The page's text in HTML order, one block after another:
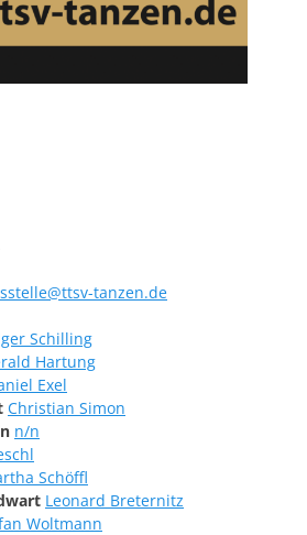
tanzen.de
Schilling
Hartung
Exel
Christian Simon
n/n
Schöffl
Leonard Breternitz
Woltmann